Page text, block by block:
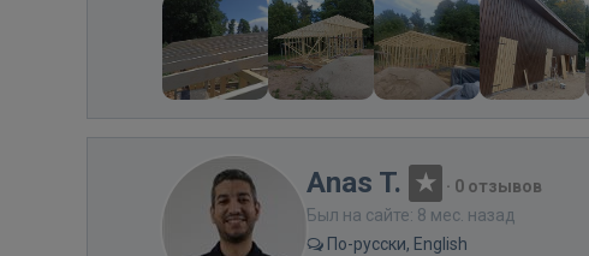
Anas T. · 0 отзывов
Был на сайте: 8 мес. назад
По-русски, English